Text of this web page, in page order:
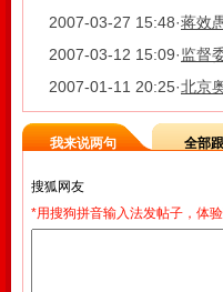
2007-03-27 15:48·蒋效
2007-03-12 15:09·监督
2007-01-11 20:25·北京
我来说两句 全部
*用搜狗拼音输入法发帖子，体